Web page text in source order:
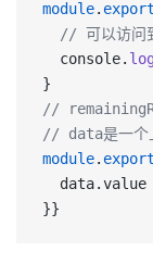
module.
// 可以访问
  console.
log
}
//
// data是一个
module.
  data.value
}}